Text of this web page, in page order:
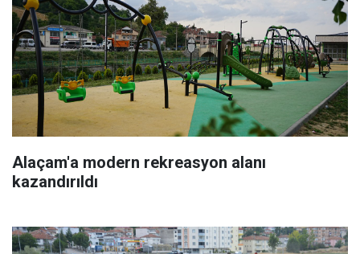
Alaçam'a modern rekreasyon alanı
kazandırıldı